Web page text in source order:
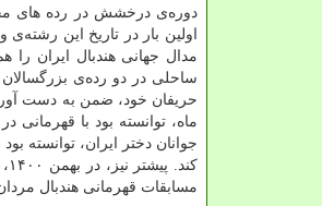
اولین بار در تاریخ این
ساحلی در دو رده‌ی بزرگسالان
حریفان خود، ضمن به دست
جوانان دختر ایران، توانسته
مسابقات قهرمانی هندبال